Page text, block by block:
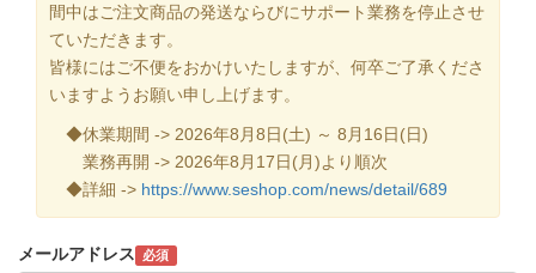
間中はご注文商品の発送ならびにサポート業務を停止させ
ていただきます。
皆様にはご不便をおかけいたしますが、何卒ご了承くださ
いますようお願い申し上げます。
◆休業期間 -> 2026年8月8日(土) ～ 8月16日(日)
業務再開 -> 2026年8月17日(月)より順次
◆詳細 -> https://www.seshop.com/news/detail/689
メールアドレス 必須